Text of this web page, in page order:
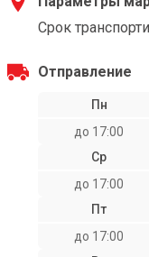
Срок
Отправление
Пн
до 17:00
Ср
до 17:00
Пт
до 17:00